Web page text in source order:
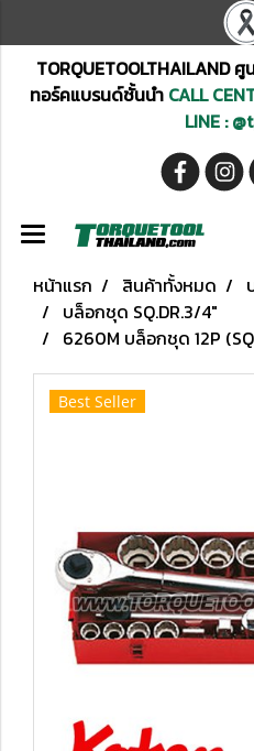
TORQUETOOLTHAILAND
ทอร์คแบรนด์ชั้นนำCALL
LINE :
หน้าแรก สินค้าทั้งหมด
บล็อกชุด SQ.DR.3/4"
6260M บล็อกชุด 12P
Best Seller